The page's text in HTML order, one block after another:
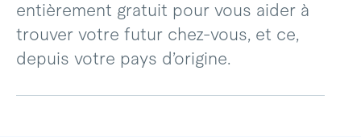
entièrement gratuit pour vous aider à
trouver votre futur chez-vous, et ce,
depuis votre pays d’origine.